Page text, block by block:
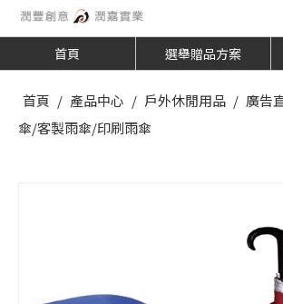
首頁 選舉贈品方案
首頁 / 產品中心 / 戶外休閒用品 / 廣告
傘/客製雨傘/印刷雨傘